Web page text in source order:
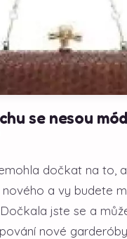
se nesou
dočkat na to,
a vy budete
jste se a
nové garderóby,